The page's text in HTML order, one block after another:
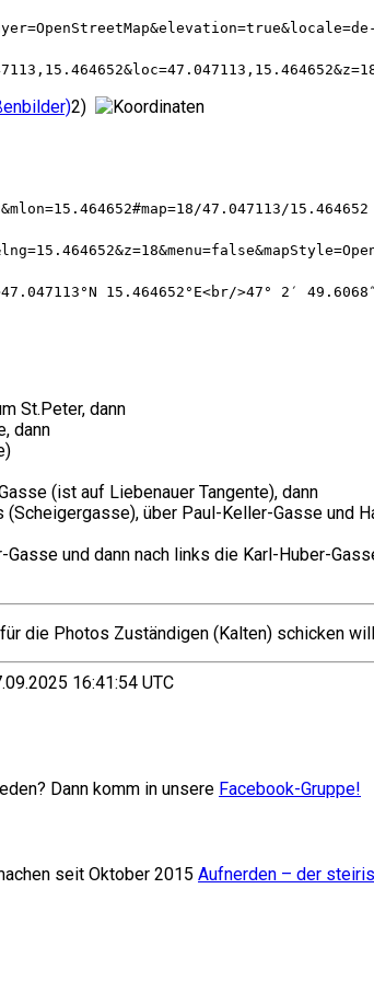
2)
47.047113/15.464652
15.464652°E<br/>47° 2′
St.Peter, dann
dann
(ist auf Liebenauer Tangente), dann
über Paul-Keller-Gasse und
Gasse und dann nach links die Karl-Huber-
die Photos Zuständigen (Kalten) schicken
16:41:54 UTC
Dann komm in unsere Facebook-Gruppe!
seit Oktober 2015 Aufnerden – der